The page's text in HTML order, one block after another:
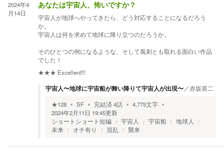
2024年4
月14日
あなたは宇宙人、怖いですか？
宇宙人が地球へやってきたら、どう対応することになるだろう
か。
宇宙人は何を求めて地球に降り立つのだろうか。
そのひとつの例になるような、そして風刺とも取れる面白い作品
でした！
★★★ Excellent!!!
宇宙人〜地球に宇宙船が舞い降りて宇宙人が出現〜／赤坂英二
★128 SF 完結済4話 4,775文字
2024年2月11日 19:45更新
ショートショート短編
宇宙人 宇宙船
地球人
未来
オチ有り 混乱 襲来